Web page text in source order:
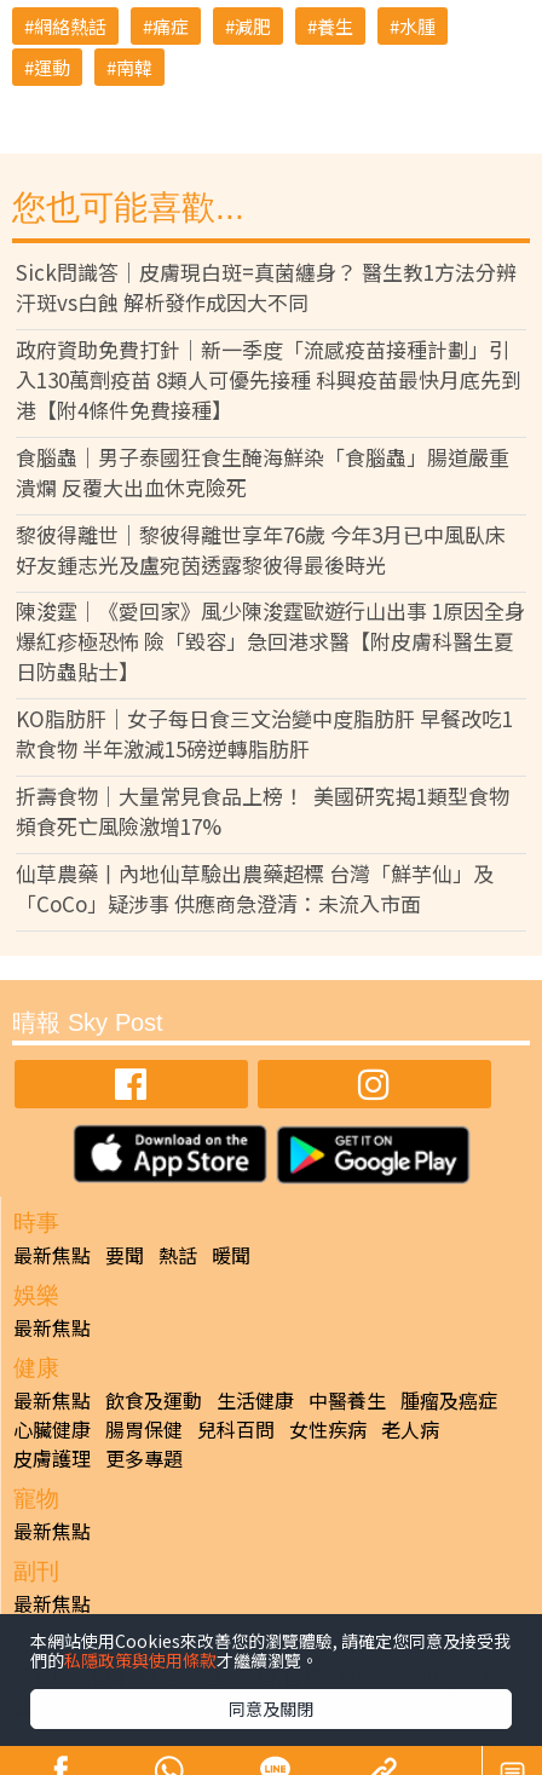
網絡熱話 痛症 減肥 養生
水腫
運動
南韓
您也可能喜歡...
Sick問識答｜皮膚現白斑=真菌纏身？ 醫生教1方法分辨
汗斑vs白蝕 解析發作成因大不同
政府資助免費打針｜新一季度「流感疫苗接種計劃」引
入130萬劑疫苗 8類人可優先接種 科興疫苗最快月底先到
港【附4條件免費接種】
食腦蟲｜男子泰國狂食生醃海鮮染「食腦蟲」腸道嚴重
潰爛 反覆大出血休克險死
黎彼得離世｜黎彼得離世享年76歲 今年3月已中風臥床
好友鍾志光及盧宛茵透露黎彼得最後時光
陳浚霆｜《愛回家》風少陳浚霆歐遊行山出事 1原因全身
爆紅疹極恐怖 險「毀容」急回港求醫【附皮膚科醫生夏
日防蟲貼士】
KO脂肪肝｜女子每日食三文治變中度脂肪肝 早餐改吃1
款食物 半年激減15磅逆轉脂肪肝
折壽食物｜大量常見食品上榜！ 美國研究揭1類型食物
頻食死亡風險激增17%
仙草農藥丨內地仙草驗出農藥超標 台灣「鮮芋仙」及
「CoCo」疑涉事 供應商急澄清：未流入市面
晴報 Sky Post
時事
最新焦點 要聞 熱話 暖聞
娛樂
最新焦點
健康
最新焦點 飲食及運動 生活健康 中醫養生 腫瘤及癌症
心臟健康 腸胃保健 兒科百問 女性疾病 老人病
皮膚護理 更多專題
寵物
最新焦點
副刊
最新焦點
日報
揭頁版 港聞 財經/地產 中國/國際
體育 專題/人物
香港經濟日報版權所有©2026
本網站使用Cookies來改善您的瀏覽體驗, 請確定您同意及接受我
們的私隱政策與使用條款才繼續瀏覽。
同意及關閉